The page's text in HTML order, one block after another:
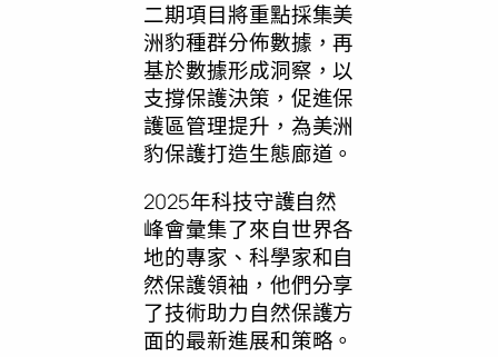
二期項目將重點採集美
洲豹種群分佈數據，再
基於數據形成洞察，以
支撐保護決策，促進保
護區管理提升，為美洲
豹保護打造生態廊道。
2025年科技守護自然
峰會彙集了來自世界各
地的專家、科學家和自
然保護領袖，他們分享
了技術助力自然保護方
面的最新進展和策略。